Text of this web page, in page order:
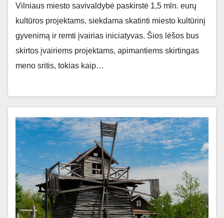
Vilniaus miesto savivaldybė paskirstė 1,5 mln. eurų
kultūros projektams, siekdama skatinti miesto kultūrinį
gyvenimą ir remti įvairias iniciatyvas. Šios lėšos bus
skirtos įvairiems projektams, apimantiems skirtingas
meno sritis, tokias kaip…